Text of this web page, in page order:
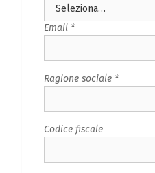
Email *
Ragione sociale *
Codice fiscale